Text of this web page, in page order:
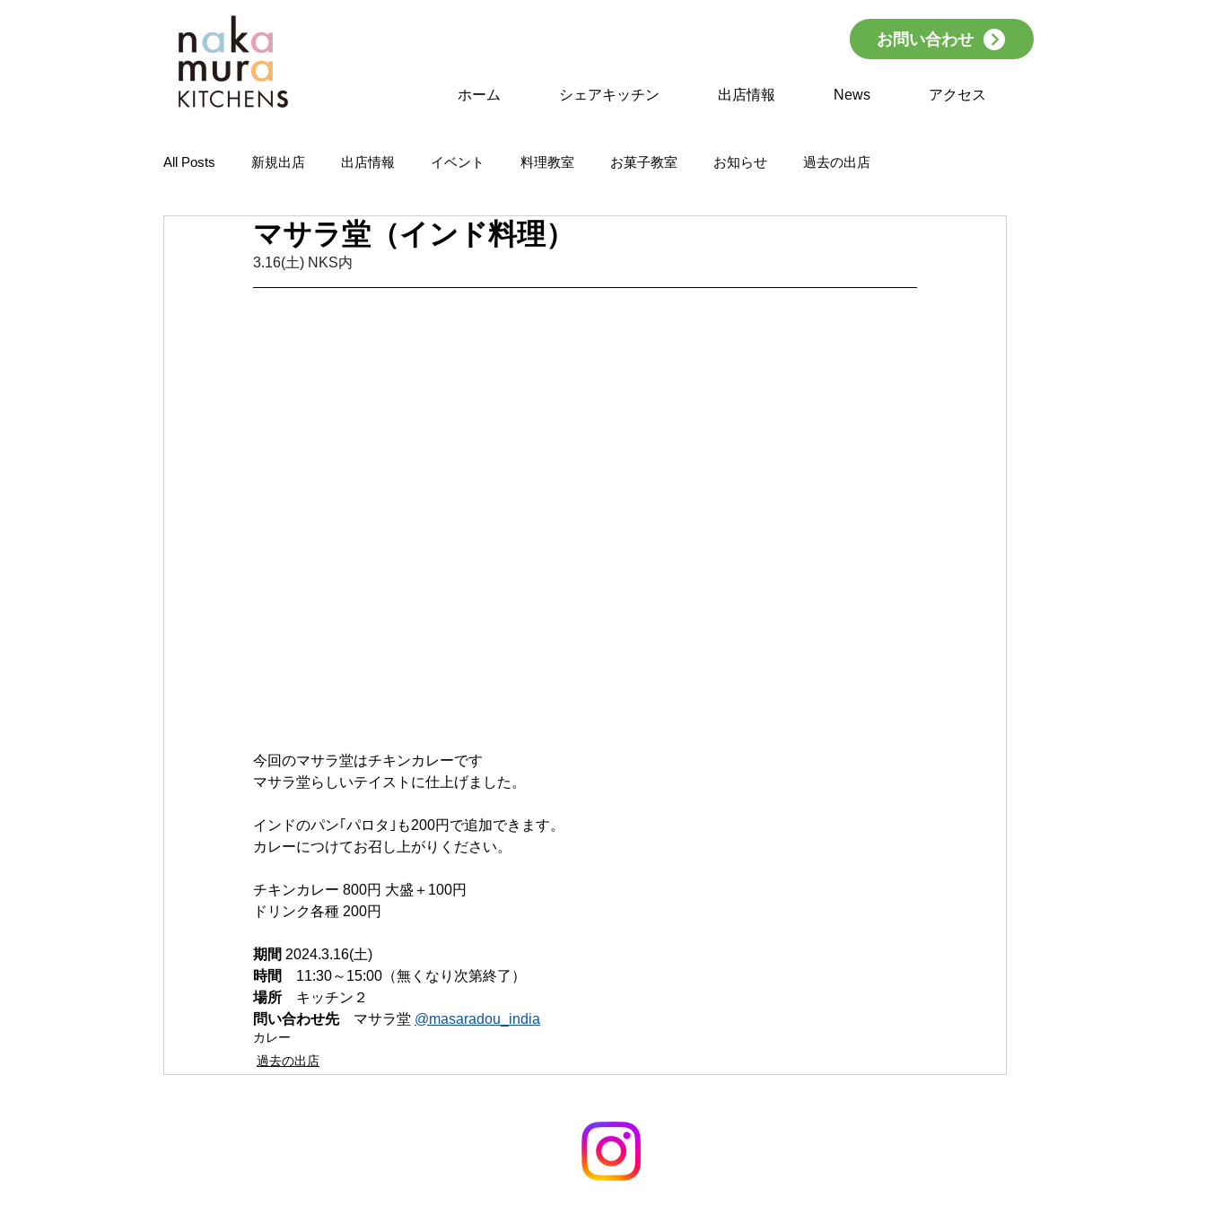
お問い合わせ
ホーム シェアキッチン 出店情報 News アクセス
All Posts 新規出店 出店情報 イベント 料理教室 お菓子教室 お知らせ 過去の出店
マサラ堂（インド料理）
3.16(土) NKS内
今回のマサラ堂はチキンカレーです
マサラ堂らしいテイストに仕上げました。
インドのパン｢パロタ｣も200円で追加できます。
カレーにつけてお召し上がりください。
チキンカレー 800円 大盛＋100円
ドリンク各種 200円
期間 2024.3.16(土)
時間 11:30～15:00（無くなり次第終了）
場所 キッチン２
問い合わせ先 マサラ堂 @masaradou_india
カレー
過去の出店